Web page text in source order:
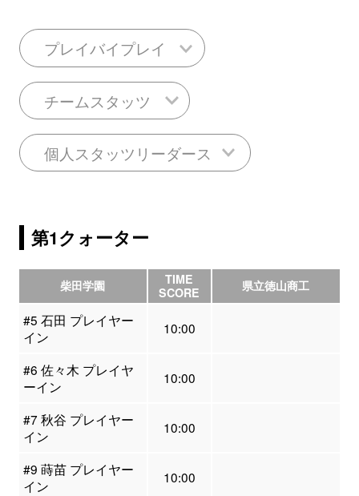
プレイバイプレイ
チームスタッツ
個人スタッツリーダース
第1クォーター
柴田学園
TIME
SCORE
県立徳山商工
#5 石田 プレイヤー
イン
10:00
#6 佐々木 プレイヤ
ーイン
10:00
#7 秋谷 プレイヤー
イン
10:00
#9 蒔苗 プレイヤー
イン
10:00